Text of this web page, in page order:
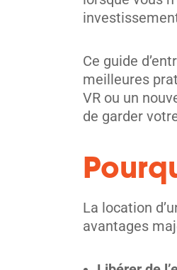
Ce guide
meilleures
VR ou un
de garder
La location
avantages